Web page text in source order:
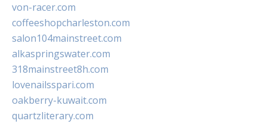
von-racer.com
coffeeshopcharleston.com
salon104mainstreet.com
alkaspringswater.com
318mainstreet8h.com
lovenailsspari.com
oakberry-kuwait.com
quartzliterary.com